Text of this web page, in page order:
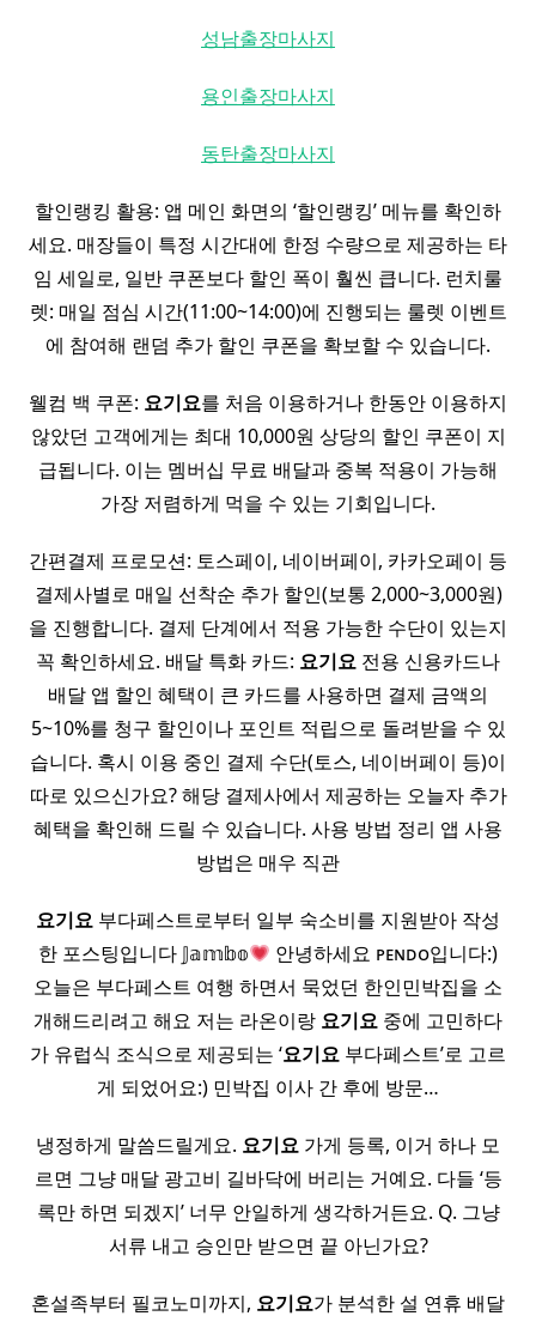
성남출장마사지
용인출장마사지
동탄출장마사지
할인랭킹 활용: 앱 메인 화면의 ‘할인랭킹’ 메뉴를 확인하
세요. 매장들이 특정 시간대에 한정 수량으로 제공하는 타
임 세일로, 일반 쿠폰보다 할인 폭이 훨씬 큽니다. 런치룰
렛: 매일 점심 시간(11:00~14:00)에 진행되는 룰렛 이벤트
에 참여해 랜덤 추가 할인 쿠폰을 확보할 수 있습니다.
웰컴 백 쿠폰: 요기요를 처음 이용하거나 한동안 이용하지
않았던 고객에게는 최대 10,000원 상당의 할인 쿠폰이 지
급됩니다. 이는 멤버십 무료 배달과 중복 적용이 가능해
가장 저렴하게 먹을 수 있는 기회입니다.
간편결제 프로모션: 토스페이, 네이버페이, 카카오페이 등
결제사별로 매일 선착순 추가 할인(보통 2,000~3,000원)
을 진행합니다. 결제 단계에서 적용 가능한 수단이 있는지
꼭 확인하세요. 배달 특화 카드: 요기요 전용 신용카드나
배달 앱 할인 혜택이 큰 카드를 사용하면 결제 금액의
5~10%를 청구 할인이나 포인트 적립으로 돌려받을 수 있
습니다. 혹시 이용 중인 결제 수단(토스, 네이버페이 등)이
따로 있으신가요? 해당 결제사에서 제공하는 오늘자 추가
혜택을 확인해 드릴 수 있습니다. 사용 방법 정리 앱 사용
방법은 매우 직관
요기요 부다페스트로부터 일부 숙소비를 지원받아 작성
한 포스팅입니다 𝕁𝕒𝕞𝕓𝕠
안녕하세요 ᴘᴇɴᴅᴏ입니다:)
오늘은 부다페스트 여행 하면서 묵었던 한인민박집을 소
개해드리려고 해요 저는 라온이랑 요기요 중에 고민하다
가 유럽식 조식으로 제공되는 ‘요기요 부다페스트’로 고르
게 되었어요:) 민박집 이사 간 후에 방문…
냉정하게 말씀드릴게요. 요기요 가게 등록, 이거 하나 모
르면 그냥 매달 광고비 길바닥에 버리는 거예요. 다들 ‘등
록만 하면 되겠지’ 너무 안일하게 생각하거든요. Q. 그냥
서류 내고 승인만 받으면 끝 아닌가요?
혼설족부터 필코노미까지, 요기요가 분석한 설 연휴 배달